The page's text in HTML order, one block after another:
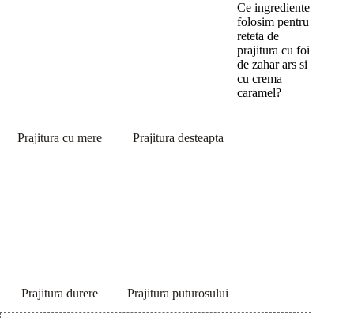
Prajitura cu mere Prajitura desteapta
Prajitura durere Prajitura puturosului
Ce ingrediente
folosim pentru
reteta de
prajitura cu foi
de zahar ars si
cu crema
caramel?